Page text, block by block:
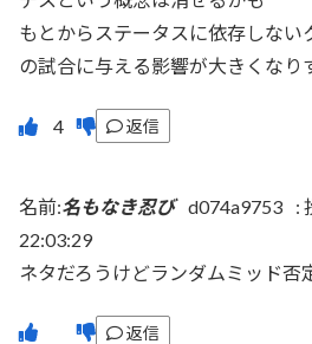
もとからステータスに依存しない
の試合に与える影響が大きくなり
返信
名前:名もなき忍び d074a9753 :
22:03:29
ネタだろうけどランダムミッド否
返信